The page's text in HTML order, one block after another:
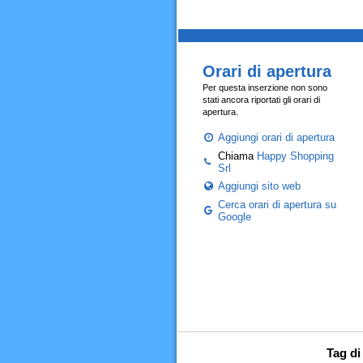
Orari di apertura
Per questa inserzione non sono
stati ancora riportati gli orari di
apertura.
Aggiungi orari di apertura
Chiama Happy Shopping
Srl
Aggiungi sito web
Cerca orari di apertura su
Google
Tag